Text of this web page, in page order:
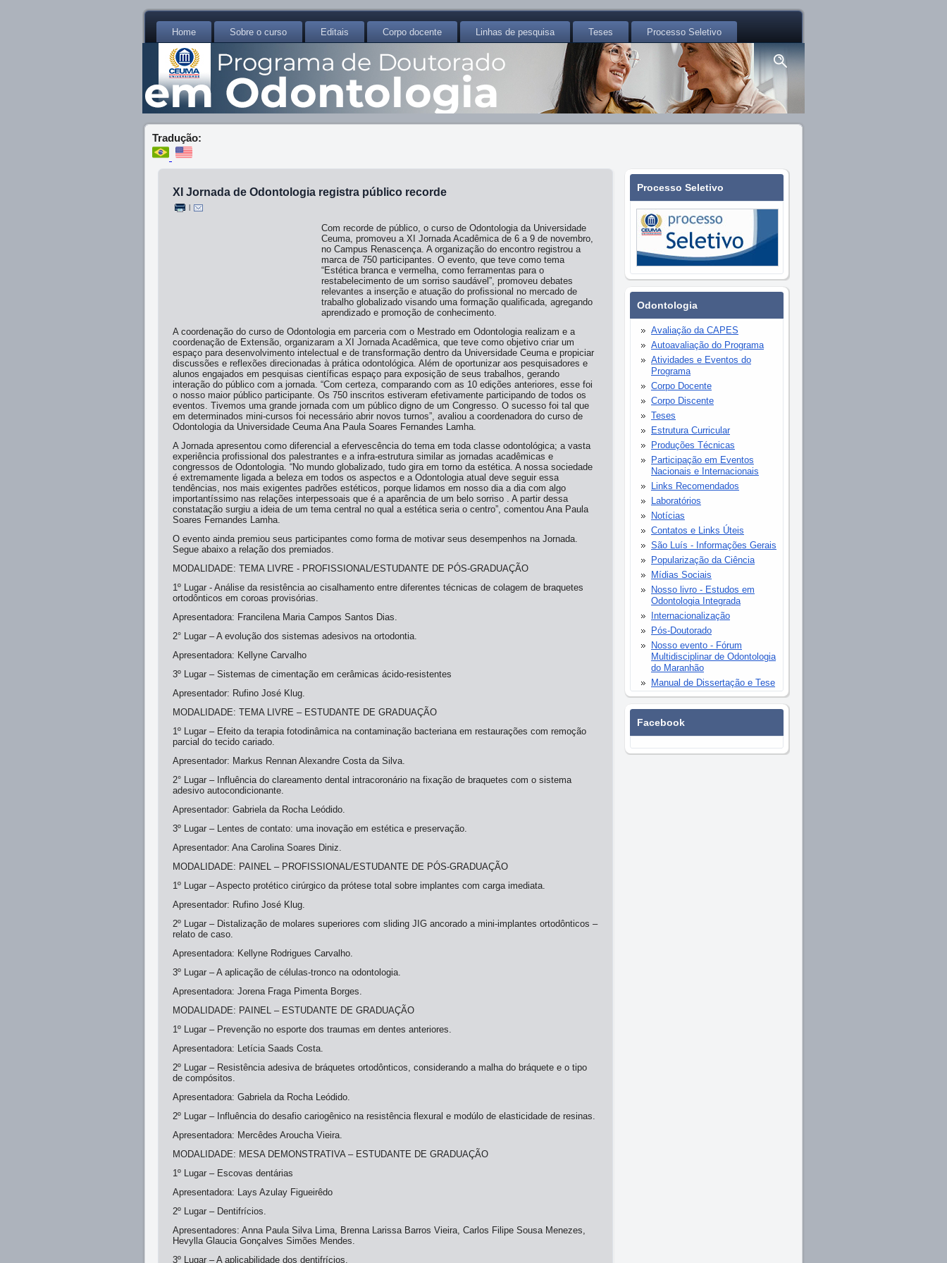
Home Sobre o curso Editais Corpo docente Linhas de pesquisa Teses Processo Seletivo
Tradução:
XI Jornada de Odontologia registra público recorde
Com recorde de público, o curso de Odontologia da Universidade
Ceuma, promoveu a XI Jornada Acadêmica de 6 a 9 de novembro,
no Campus Renascença. A organização do encontro registrou a
marca de 750 participantes. O evento, que teve como tema
“Estética branca e vermelha, como ferramentas para o
restabelecimento de um sorriso saudável”, promoveu debates
relevantes a inserção e atuação do profissional no mercado de
trabalho globalizado visando uma formação qualificada, agregando
aprendizado e promoção de conhecimento.
A coordenação do curso de Odontologia em parceria com o Mestrado em Odontologia realizam e a
coordenação de Extensão, organizaram a XI Jornada Acadêmica, que teve como objetivo criar um
espaço para desenvolvimento intelectual e de transformação dentro da Universidade Ceuma e propiciar
discussões e reflexões direcionadas à prática odontológica. Além de oportunizar aos pesquisadores e
alunos engajados em pesquisas científicas espaço para exposição de seus trabalhos, gerando
interação do público com a jornada. “Com certeza, comparando com as 10 edições anteriores, esse foi
o nosso maior público participante. Os 750 inscritos estiveram efetivamente participando de todos os
eventos. Tivemos uma grande jornada com um público digno de um Congresso. O sucesso foi tal que
em determinados mini-cursos foi necessário abrir novos turnos”, avaliou a coordenadora do curso de
Odontologia da Universidade Ceuma Ana Paula Soares Fernandes Lamha.
A Jornada apresentou como diferencial a efervescência do tema em toda classe odontológica; a vasta
experiência profissional dos palestrantes e a infra-estrutura similar as jornadas acadêmicas e
congressos de Odontologia. “No mundo globalizado, tudo gira em torno da estética. A nossa sociedade
é extremamente ligada a beleza em todos os aspectos e a Odontologia atual deve seguir essa
tendências, nos mais exigentes padrões estéticos, porque lidamos em nosso dia a dia com algo
importantíssimo nas relações interpessoais que é a aparência de um belo sorriso . A partir dessa
constatação surgiu a ideia de um tema central no qual a estética seria o centro”, comentou Ana Paula
Soares Fernandes Lamha.
O evento ainda premiou seus participantes como forma de motivar seus desempenhos na Jornada.
Segue abaixo a relação dos premiados.
MODALIDADE: TEMA LIVRE - PROFISSIONAL/ESTUDANTE DE PÓS-GRADUAÇÃO
1º Lugar - Análise da resistência ao cisalhamento entre diferentes técnicas de colagem de braquetes
ortodônticos em coroas provisórias.
Apresentadora: Francilena Maria Campos Santos Dias.
2° Lugar – A evolução dos sistemas adesivos na ortodontia.
Apresentadora: Kellyne Carvalho
3º Lugar – Sistemas de cimentação em cerâmicas ácido-resistentes
Apresentador: Rufino José Klug.
MODALIDADE: TEMA LIVRE – ESTUDANTE DE GRADUAÇÃO
1º Lugar – Efeito da terapia fotodinâmica na contaminação bacteriana em restaurações com remoção
parcial do tecido cariado.
Apresentador: Markus Rennan Alexandre Costa da Silva.
2° Lugar – Influência do clareamento dental intracoronário na fixação de braquetes com o sistema
adesivo autocondicionante.
Apresentador: Gabriela da Rocha Leódido.
3º Lugar – Lentes de contato: uma inovação em estética e preservação.
Apresentador: Ana Carolina Soares Diniz.
MODALIDADE: PAINEL – PROFISSIONAL/ESTUDANTE DE PÓS-GRADUAÇÃO
1º Lugar – Aspecto protético cirúrgico da prótese total sobre implantes com carga imediata.
Apresentador: Rufino José Klug.
2º Lugar – Distalização de molares superiores com sliding JIG ancorado a mini-implantes ortodônticos –
relato de caso.
Apresentadora: Kellyne Rodrigues Carvalho.
3º Lugar – A aplicação de células-tronco na odontologia.
Apresentadora: Jorena Fraga Pimenta Borges.
MODALIDADE: PAINEL – ESTUDANTE DE GRADUAÇÃO
1º Lugar – Prevenção no esporte dos traumas em dentes anteriores.
Apresentadora: Letícia Saads Costa.
2º Lugar – Resistência adesiva de bráquetes ortodônticos, considerando a malha do bráquete e o tipo
de compósitos.
Apresentadora: Gabriela da Rocha Leódido.
2º Lugar – Influência do desafio cariogênico na resistência flexural e modúlo de elasticidade de resinas.
Apresentadora: Mercêdes Aroucha Vieira.
MODALIDADE: MESA DEMONSTRATIVA – ESTUDANTE DE GRADUAÇÃO
1º Lugar – Escovas dentárias
Apresentadora: Lays Azulay Figueirêdo
2º Lugar – Dentifrícios.
Apresentadores: Anna Paula Silva Lima, Brenna Larissa Barros Vieira, Carlos Filipe Sousa Menezes,
Hevylla Glaucia Gonçalves Simões Mendes.
3º Lugar – A aplicabilidade dos dentifrícios.
Processo Seletivo
Odontologia
Avaliação da CAPES
Autoavaliação do Programa
Atividades e Eventos do
Programa
Corpo Docente
Corpo Discente
Teses
Estrutura Curricular
Produções Técnicas
Participação em Eventos
Nacionais e Internacionais
Links Recomendados
Laboratórios
Notícias
Contatos e Links Úteis
São Luís - Informações Gerais
Popularização da Ciência
Mídias Sociais
Nosso livro - Estudos em
Odontologia Integrada
Internacionalização
Pós-Doutorado
Nosso evento - Fórum
Multidisciplinar de Odontologia
do Maranhão
Manual de Dissertação e Tese
Facebook